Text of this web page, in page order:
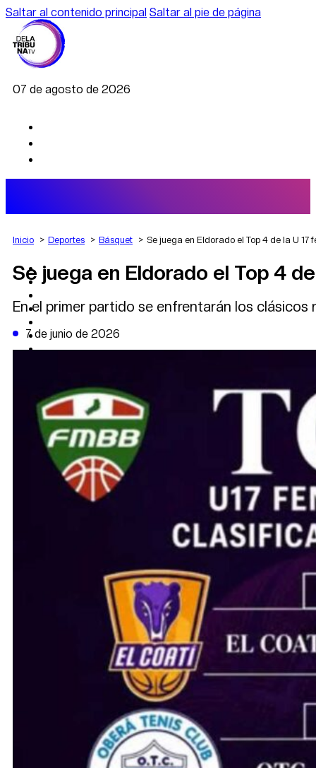
Saltar al contenido principal Saltar al pie de página
07 de agosto de 2026
AGRO
DEPORTES
POLÍTICA
DATA FIRME
DE LA TRIBUNA TV
Inicio Deportes Básquet Se juega en Eldorado el Top 4 de la U
Se juega en Eldorado el Top 4
En el primer partido se enfrentarán los
7 de junio de 2026